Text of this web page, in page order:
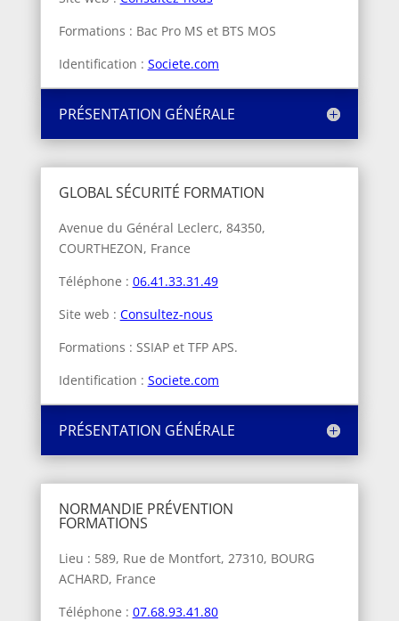
Formations : Bac Pro MS et BTS MOS
Identification : Societe.com
PRÉSENTATION GÉNÉRALE
GLOBAL SÉCURITÉ FORMATION
Avenue du Général Leclerc, 84350,
COURTHEZON, France
Téléphone : 06.41.33.31.49
Site web : Consultez-nous
Formations : SSIAP et TFP APS.
Identification : Societe.com
PRÉSENTATION GÉNÉRALE
NORMANDIE PRÉVENTION
FORMATIONS
Lieu : 589, Rue de Montfort, 27310, BOURG
ACHARD, France
Téléphone : 07.68.93.41.80